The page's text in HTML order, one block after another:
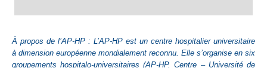
À propos de l’AP-HP : L’AP-HP est un centre hospitalier universitaire
à dimension européenne mondialement reconnu. Elle s’organise en six
groupements hospitalo-universitaires (AP-HP. Centre – Université de